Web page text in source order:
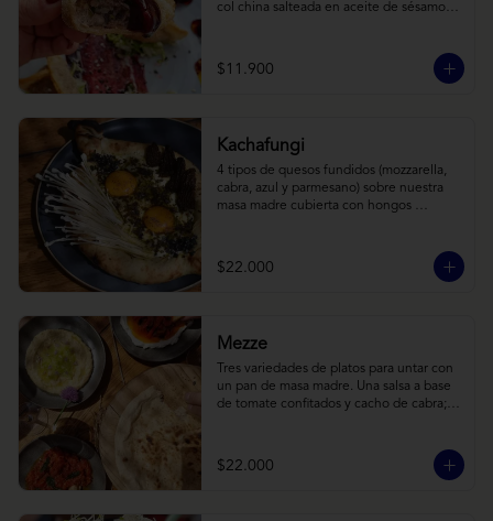
col china salteada en aceite de sésamo,
$11.900
Kachafungi
4 tipos de quesos fundidos (mozzarella,
cabra, azul y parmesano) sobre nuestra
masa madre cubierta con hongos
frescas y pequeños toques de
chimichurri.
$22.000
Mezze
Tres variedades de platos para untar con
un pan de masa madre. Una salsa a base
de tomate confitados y cacho de cabra;
cebollas horneadas largamente, con
toques de aceite asiático sobre cama de
$22.000